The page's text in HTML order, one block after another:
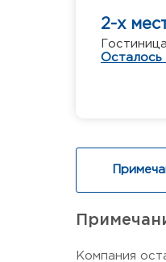
2-х
Осталось
Компания